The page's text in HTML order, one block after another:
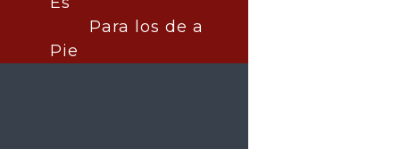
Para los de a
Pie